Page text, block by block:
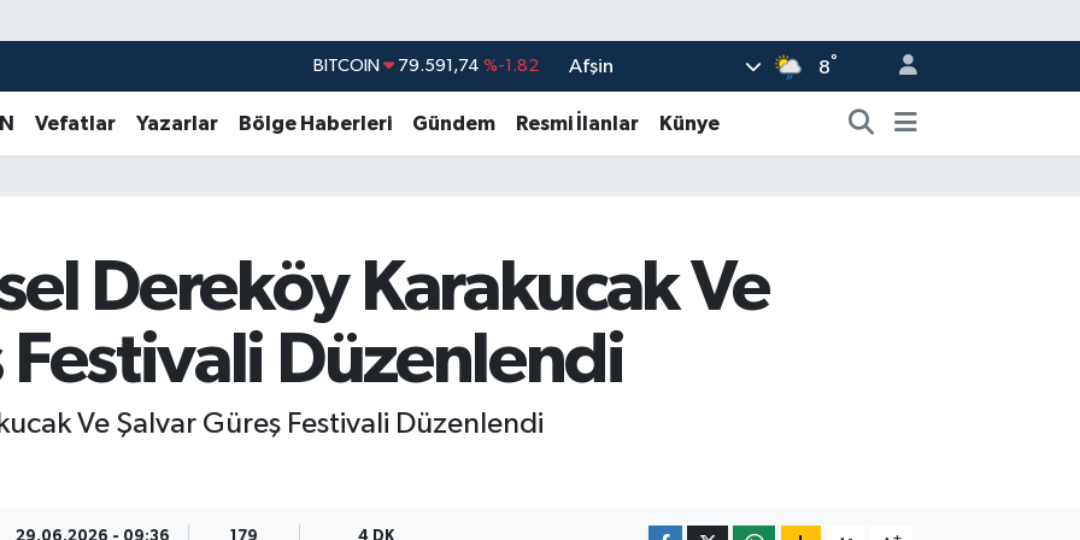
DOLAR 45,43620 %0.02
STERLİN 61,60380 %0.18
BITCOIN 79.591,74 %-1.82
Afşin 8°
Vefatlar Yazarlar Bölge Haberleri Gündem Resmi İlanlar Künye
Dereköy Karakucak Ve
Festivali Düzenlendi
Ve Şalvar Güreş Festivali Düzenlendi
29.06.2026 - 09:36 179 4 DK